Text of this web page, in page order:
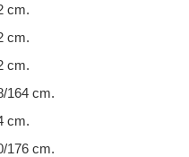
cm.
cm.
cm.
164 cm.
cm.
176 cm.